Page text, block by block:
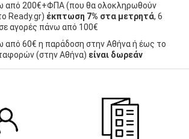
από 200€+ΦΠΑ (που θα ολοκληρωθούν
Ready.gr) έκπτωση 7% στα μετρητά, 6
αγορές πάνω από 100€
από 60€ η παράδοση στην Αθήνα ή έως το
(στην Αθήνα) είναι δωρεάν